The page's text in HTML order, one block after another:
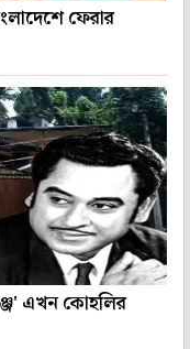
ফেরার
এখন কোহলির